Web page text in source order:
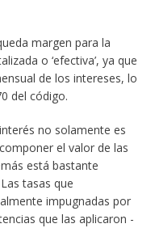
margen para la
o ‘efectiva’, ya que
de los intereses, lo
del código.
no solamente es
el valor de las
está bastante
tasas que
impugnadas por
que las aplicaron -